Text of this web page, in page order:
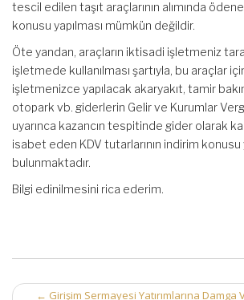
tescil edilen taşıt araçlarının alımında
konusu yapılması mümkün değildir.
Öte yandan, araçların iktisadi işletmeniz
işletmede kullanılması şartıyla, bu araçlar
işletmenizce yapılacak akaryakıt, tamir
otopark vb. giderlerin Gelir ve Kurumlar
uyarınca kazancın tespitinde gider olarak
isabet eden KDV tutarlarının indirim konusu
bulunmaktadır.
Bilgi edinilmesini rica ederim.
← Girişim Sermayesi Yatırımlarına Damga